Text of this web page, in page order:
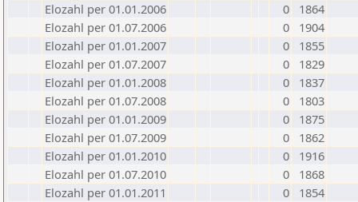
Elozahl per 01.01.2006
0
1864
Elozahl per 01.07.2006
0
1904
Elozahl per 01.01.2007
0
1855
Elozahl per 01.07.2007
0
1829
Elozahl per 01.01.2008
0
1837
Elozahl per 01.07.2008
0
1803
Elozahl per 01.01.2009
0
1875
Elozahl per 01.07.2009
0
1862
Elozahl per 01.01.2010
0
1916
Elozahl per 01.07.2010
0
1868
Elozahl per 01.01.2011
0
1854